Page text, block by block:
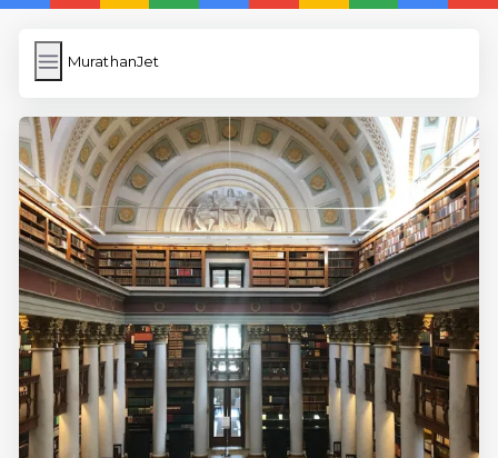
MurathanJet
MurathanJet
Subir Imagen
Wordpress Cache
Anasayfa
5 Günde İngilizce
İngilizce
Dil Eğitimi
En Hızlı İngilizce